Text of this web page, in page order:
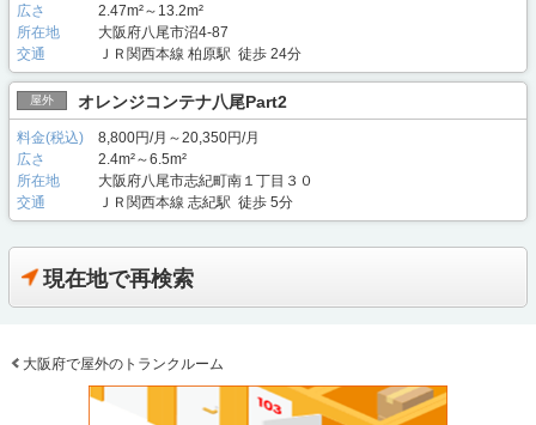
広さ
2.47m²～13.2m²
所在地
大阪府八尾市沼4-87
交通
ＪＲ関西本線 柏原駅 徒歩 24分
屋外 オレンジコンテナ八尾Part2
料金(税込)
8,800円/月～20,350円/月
広さ
2.4m²～6.5m²
所在地
大阪府八尾市志紀町南１丁目３０
交通
ＪＲ関西本線 志紀駅 徒歩 5分
現在地で再検索
大阪府で屋外のトランクルーム